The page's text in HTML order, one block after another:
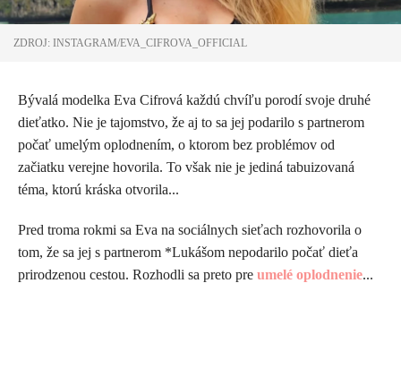
ZDROJ: INSTAGRAM/EVA_CIFROVA_OFFICIAL
Bývalá modelka Eva Cifrová každú chvíľu porodí svoje druhé
dieťatko. Nie je tajomstvo, že aj to sa jej podarilo s partnerom
počať umelým oplodnením, o ktorom bez problémov od
začiatku verejne hovorila. To však nie je jediná tabuizovaná
téma, ktorú kráska otvorila...
Pred troma rokmi sa Eva na sociálnych sieťach rozhovorila o
tom, že sa jej s partnerom *Lukášom nepodarilo počať dieťa
prirodzenou cestou. Rozhodli sa preto pre umelé oplodnenie...